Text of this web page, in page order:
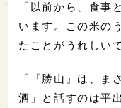
「以前から、食事
います。この米の
たことがうれしい
「『勝山』は、ま
酒」と話すのは平